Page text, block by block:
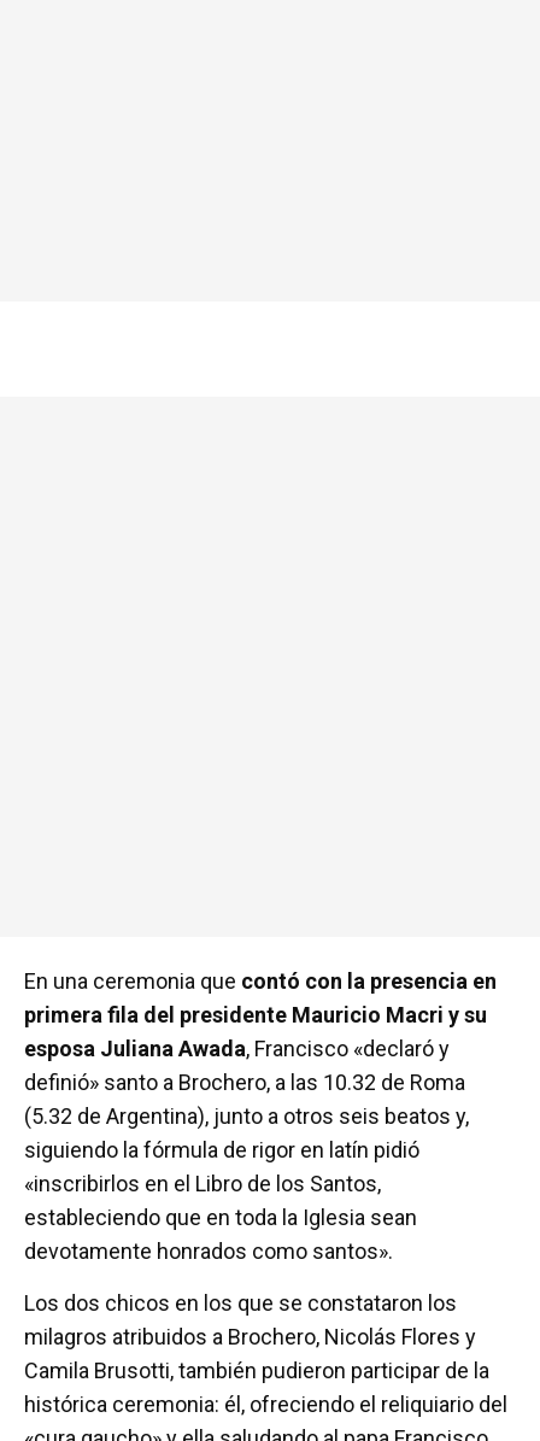
En una ceremonia que contó con la presencia en
primera fila del presidente Mauricio Macri y su
esposa Juliana Awada, Francisco «declaró y
definió» santo a Brochero, a las 10.32 de Roma
(5.32 de Argentina), junto a otros seis beatos y,
siguiendo la fórmula de rigor en latín pidió
«inscribirlos en el Libro de los Santos,
estableciendo que en toda la Iglesia sean
devotamente honrados como santos».
Los dos chicos en los que se constataron los
milagros atribuidos a Brochero, Nicolás Flores y
Camila Brusotti, también pudieron participar de la
histórica ceremonia: él, ofreciendo el reliquiario del